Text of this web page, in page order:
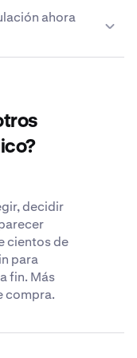
de pares de
estarán allí
y ponerlos a tu
más seguro
monedero de
sobre nuestros
en todo el mundo
ahora
decidir
cientos de
para
fin. Más
compra.